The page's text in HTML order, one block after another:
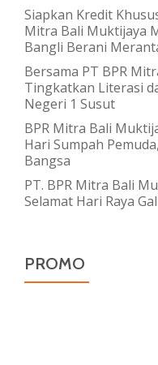
Siapkan Kredit
Mitra Bali Muktijaya
Bangli Berani
Bersama PT BPR
Tingkatkan Literasi
Negeri 1 Susut
BPR Mitra Bali
Hari Sumpah
Bangsa
PT. BPR Mitra Bali
Selamat Hari Raya
PROMO